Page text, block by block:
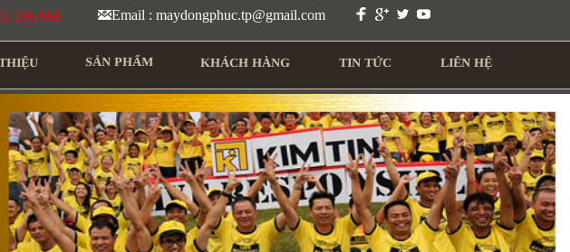
Email : maydongphuc.tp@gmail.com
196 998
SẢN PHẨM KHÁCH HÀNG TIN TỨC LIÊN HỆ